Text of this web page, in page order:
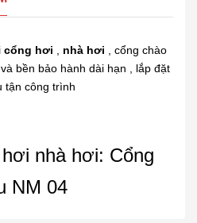
cổng hơi nhà hơi , cổng chào
bền bảo hành dài hạn , lắp đặt
tận công trình
nhà hơi: Cổng
NM 04